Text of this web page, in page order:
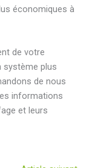
économiques à
de votre
système plus
de nous
informations
et leurs